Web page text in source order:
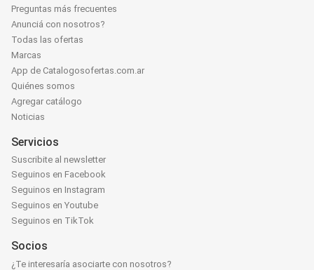
Preguntas más frecuentes
Anunciá con nosotros?
Todas las ofertas
Marcas
App de Catalogosofertas.com.ar
Quiénes somos
Agregar catálogo
Noticias
Servicios
Suscribite al newsletter
Seguinos en Facebook
Seguinos en Instagram
Seguinos en Youtube
Seguinos en TikTok
Socios
¿Te interesaría asociarte con nosotros?